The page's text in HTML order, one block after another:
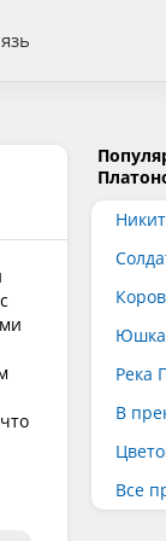
Юшка
Река
В
Все